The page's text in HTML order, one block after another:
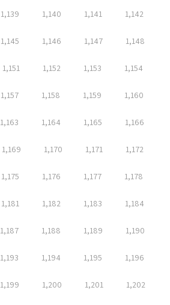
1,139 1,140 1,141 1,142
1,145 1,146 1,147 1,148
1,151 1,152 1,153 1,154
1,157 1,158 1,159 1,160
1,163 1,164 1,165 1,166
1,169 1,170 1,171 1,172
1,175 1,176 1,177 1,178
1,181 1,182 1,183 1,184
1,187 1,188 1,189 1,190
1,193 1,194 1,195 1,196
1,199 1,200 1,201 1,202